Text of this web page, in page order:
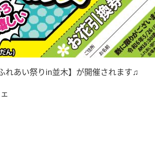
れあい祭りin並木】が開催されます♫